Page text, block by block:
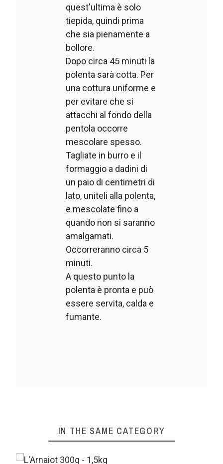
quest'ultima è solo
tiepida, quindi prima
che sia pienamente a
bollore.
Dopo circa 45 minuti la
polenta sarà cotta. Per
una cottura uniforme e
per evitare che si
attacchi al fondo della
pentola occorre
mescolare spesso.
Tagliate in burro e il
formaggio a dadini di
un paio di centimetri di
lato, uniteli alla polenta,
e mescolate fino a
quando non si saranno
amalgamati.
Occorreranno circa 5
minuti.
A questo punto la
polenta è pronta e può
essere servita, calda e
fumante.
IN THE SAME CATEGORY